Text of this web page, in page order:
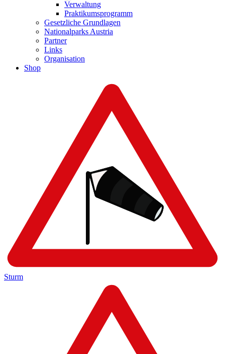
Verwaltung
Praktikumsprogramm
Gesetzliche Grundlagen
Nationalparks Austria
Partner
Links
Organisation
Shop
Sturm